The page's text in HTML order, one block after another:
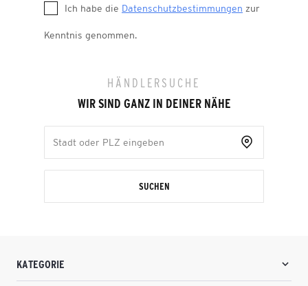
Ich habe die Datenschutzbestimmungen zur
Kenntnis genommen.
HÄNDLERSUCHE
WIR SIND GANZ IN DEINER NÄHE
SUCHEN
KATEGORIE